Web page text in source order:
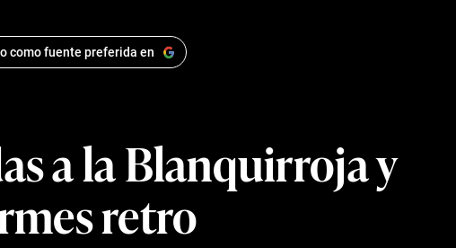
como fuente preferida en
a la Blanquirroja y
retro